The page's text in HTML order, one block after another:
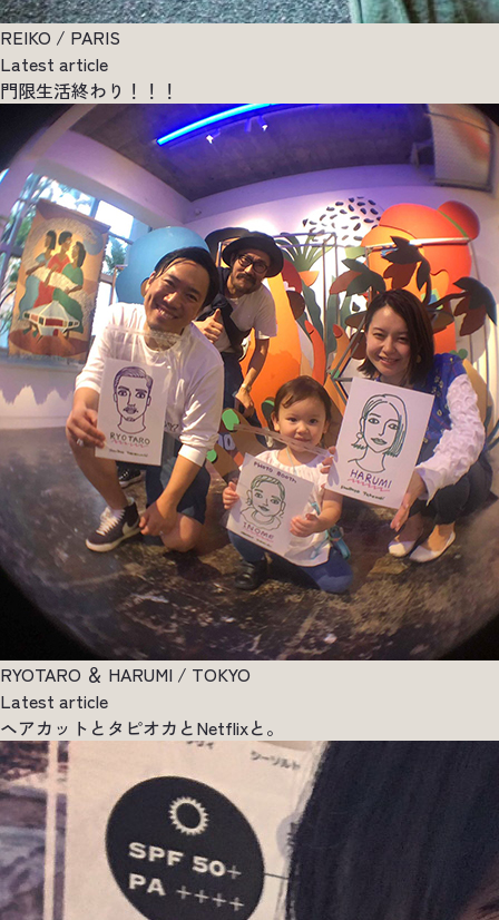
REIKO / PARIS
Latest article
門限生活終わり！！！
RYOTARO ＆ HARUMI / TOKYO
Latest article
ヘアカットとタピオカとNetflixと。